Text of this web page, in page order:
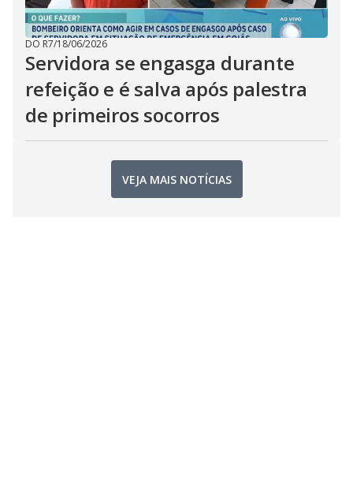
DO R7/18/06/2026
Servidora se engasga durante
refeição e é salva após palestra
de primeiros socorros
VEJA MAIS NOTÍCIAS